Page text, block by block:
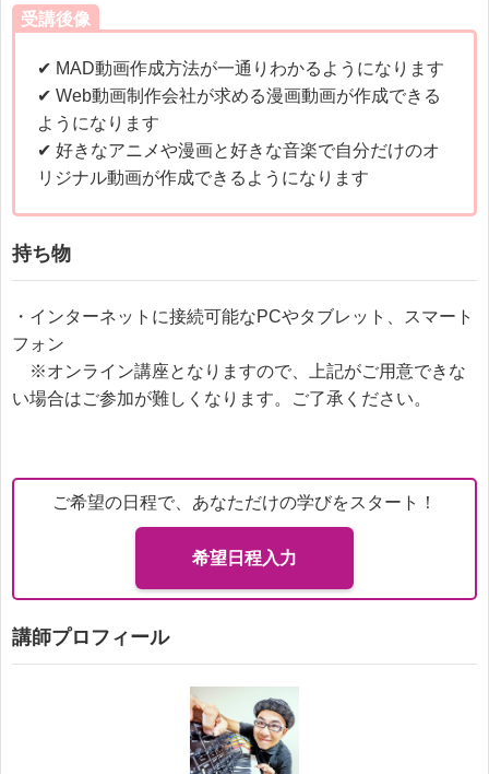
受講後像
✔ MAD動画作成方法が一通りわかるようになります
✔ Web動画制作会社が求める漫画動画が作成できる
ようになります
✔ 好きなアニメや漫画と好きな音楽で自分だけのオ
リジナル動画が作成できるようになります
持ち物
・インターネットに接続可能なPCやタブレット、スマート
フォン
※オンライン講座となりますので、上記がご用意できな
い場合はご参加が難しくなります。ご了承ください。
ご希望の日程で、あなただけの学びをスタート！
希望日程入力
講師プロフィール